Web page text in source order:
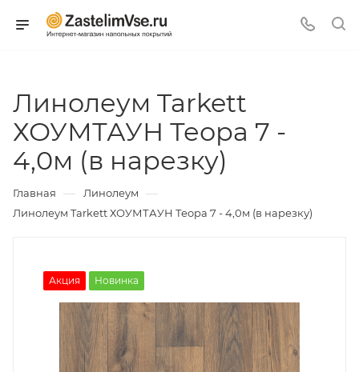
Линолеум Tarkett
ХОУМТАУН Теора 7 -
4,0м (в нарезку)
Главная — Линолеум —
Линолеум Tarkett ХОУМТАУН Теора 7 - 4,0м (в нарезку)
Акция Новинка